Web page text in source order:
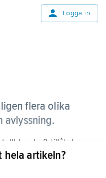
Logga in
flera olika
avlyssning.
har haft tillåtelse
går genom
hela artikeln?